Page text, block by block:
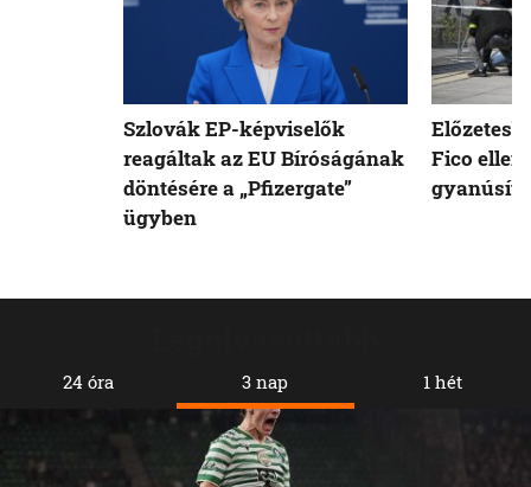
24 óra 3 nap 1 hét
Szlovák EP-képviselők
reagáltak az EU Bíróságának
döntésére a „Pfizergate”
ügyben
Fico